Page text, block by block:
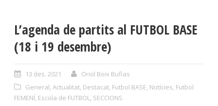
L’agenda de partits al FUTBOL BASE
(18 i 19 desembre)
13 des. 2021
Oriol Boix Bufias
General, Actualitat, Destacat, Futbol BASE, Notícies, Futbol
FEMENÍ, Escola de FUTBOL, SECCIONS